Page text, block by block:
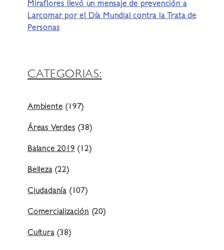
Miraflores llevó un mensaje de prevención a
Larcomar por el Día Mundial contra la Trata de
Personas
CATEGORIAS:
Ambiente(197)
Áreas Verdes(38)
Balance 2019(12)
Belleza(22)
Ciudadanía (107)
Comercialización(20)
Cultura(38)